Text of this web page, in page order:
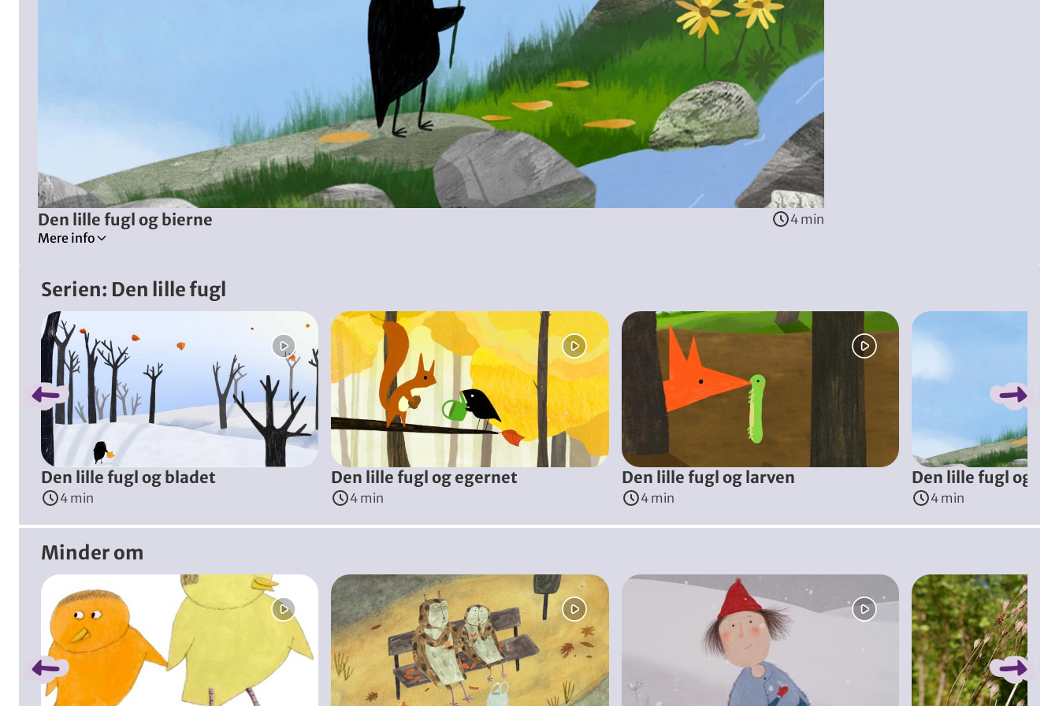
Den lille fugl og bierne
4 min
Mere info
Dyr
Fugle
Bier
Blomster
Naturen
Ræve
Den lille fugl har travlt med at vande tre små, grønne knopper, der sidder på en gren. Knopperne bliver efter lidt tid til de smukkeste blomster. Men der er andre end
Instruktør:Lena von Döhren Schweiz, 2020)
Serien: Den lille fugl
Spring bånd over
Den lille fugl og bladet
4 min
Den lille fugl og egernet
4 min
Den lille fugl og larven
4 min
Den lille fugl og
4 min
Minder om
Spring bånd over